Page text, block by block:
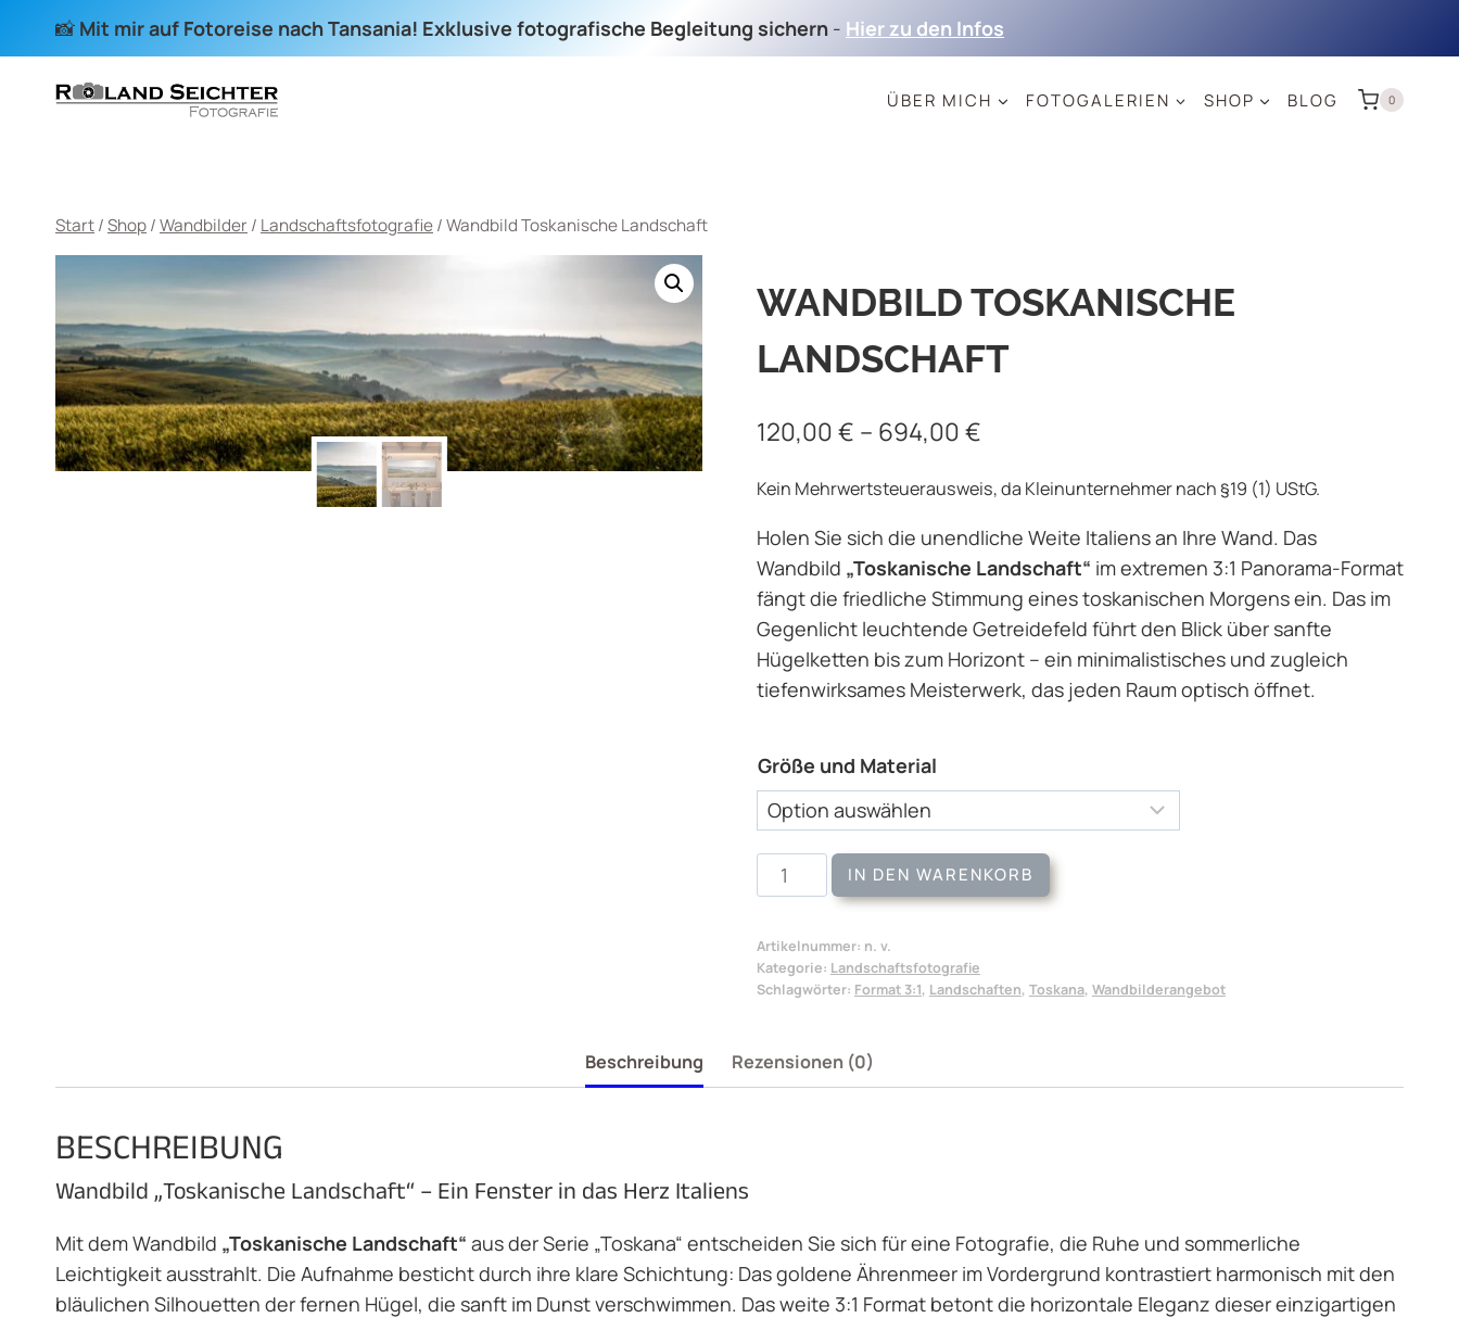
📸 Mit mir auf Fotoreise nach Tansania! Exklusive fotografische Begleitung sichern - Hier zu den Infos
ÜBER MICH FOTOGALERIEN SHOP BLOG 0
Start/Shop/Wandbilder / Landschaftsfotografie/Wandbild Toskanische Landschaft
WANDBILD TOSKANISCHE
LANDSCHAFT
120,00€ – 694,00€
Kein Mehrwertsteuerausweis, da Kleinunternehmer nach §19 (1) UStG.
Holen Sie sich die unendliche Weite Italiens an Ihre Wand. Das
Wandbild „Toskanische Landschaft“ im extremen 3:1 Panorama-Format
fängt die friedliche Stimmung eines toskanischen Morgens ein. Das im
Gegenlicht leuchtende Getreidefeld führt den Blick über sanfte
Hügelketten bis zum Horizont – ein minimalistisches und zugleich
tiefenwirksames Meisterwerk, das jeden Raum optisch öffnet.
Größe und Material
Wandbild
Toskanische
Menge
IN DEN WARENKORB
Artikelnummer: n. v.
Kategorie: Landschaftsfotografie
Schlagwörter: Format 3:1, Landschaften, Toskana, Wandbilderangebot
Beschreibung Rezensionen (0)
BESCHREIBUNG
Wandbild „Toskanische Landschaft“ – Ein Fenster in das Herz Italiens
Mit dem Wandbild „Toskanische Landschaft“ aus der Serie „Toskana“ entscheiden Sie sich für eine Fotografie, die Ruhe und sommerliche
Leichtigkeit ausstrahlt. Die Aufnahme besticht durch ihre klare Schichtung: Das goldene Ährenmeer im Vordergrund kontrastiert harmonisch mit den
bläulichen Silhouetten der fernen Hügel, die sanft im Dunst verschwimmen. Das weite 3:1 Format betont die horizontale Eleganz dieser einzigartigen